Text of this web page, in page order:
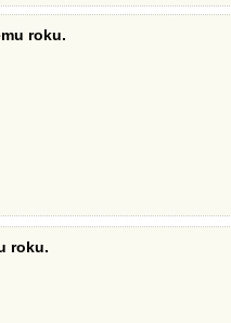
roku.
roku.